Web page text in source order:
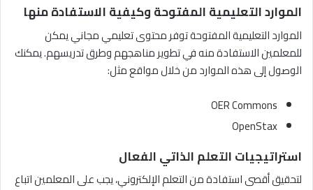
الموارد التعليمية المفتوحة وكيفية الاستفادة منها
الموارد التعليمية المفتوحة توفر محتوى تعليمي مجاني يمكن
للمعلمين الاستفادة منه في تطوير مناهجهم وطرق تدريسهم. يمكنك
الوصول إلى هذه الموارد من خلال مواقع مثل:
OER Commons
OpenStax
استراتيجيات التعلم الذاتي الفعال
لتحقيق أقصى استفادة من التعلم الإلكتروني، يجب على المعلمين اتباع